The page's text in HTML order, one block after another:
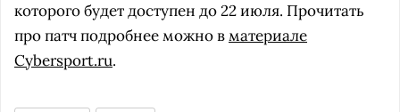
которого будет доступен до 22 июля. Прочитать
про патч подробнее можно вматериале
Cybersport.ru.